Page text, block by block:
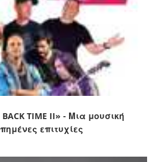
TIME II» - Μια μουσική
επιτυχίες